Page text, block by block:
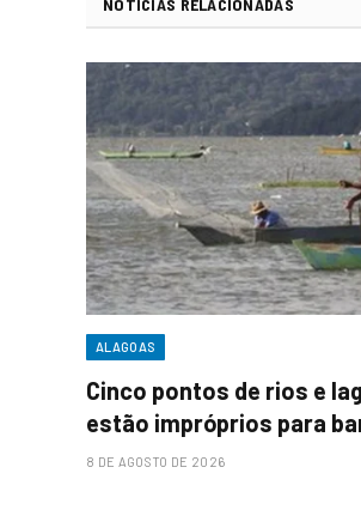
ALAGOAS
Cinco pontos de rios e
estão impróprios para
8 DE AGOSTO DE 2026